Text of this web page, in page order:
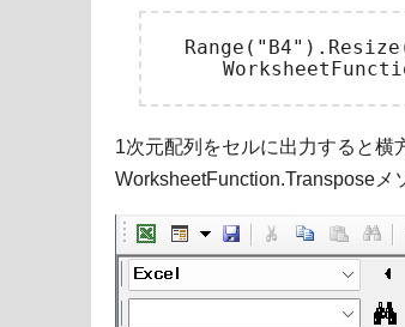
1次元配列をセルに出力すると横
WorksheetFunction.Transposeメ